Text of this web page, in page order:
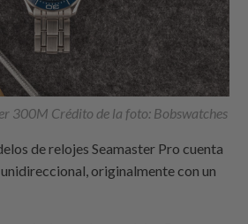
300M Crédito de la foto: Bobswatches
de relojes Seamaster Pro cuenta
originalmente con un